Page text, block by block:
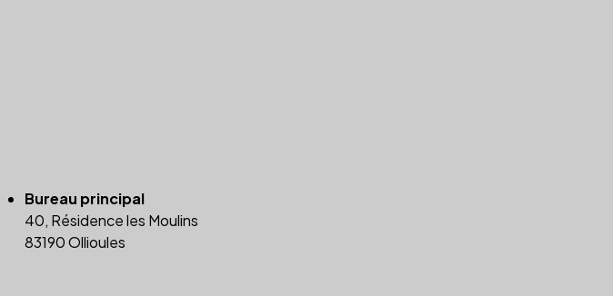
Bureau principal
40, Résidence les Moulins
83190 Ollioules